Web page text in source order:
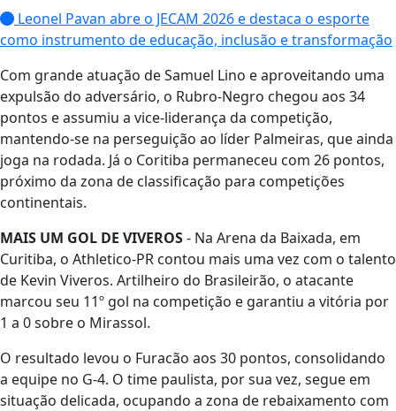
Leonel Pavan abre o JECAM 2026 e destaca o esporte
como instrumento de educação, inclusão e transformação
Com grande atuação de Samuel Lino e aproveitando uma
expulsão do adversário, o Rubro-Negro chegou aos 34
pontos e assumiu a vice-liderança da competição,
mantendo-se na perseguição ao líder Palmeiras, que ainda
joga na rodada. Já o Coritiba permaneceu com 26 pontos,
próximo da zona de classificação para competições
continentais.
MAIS UM GOL DE VIVEROS- Na Arena da Baixada, em
Curitiba, o Athletico-PR contou mais uma vez com o talento
de Kevin Viveros. Artilheiro do Brasileirão, o atacante
marcou seu 11º gol na competição e garantiu a vitória por
1 a 0 sobre o Mirassol.
O resultado levou o Furacão aos 30 pontos, consolidando
a equipe no G-4. O time paulista, por sua vez, segue em
situação delicada, ocupando a zona de rebaixamento com